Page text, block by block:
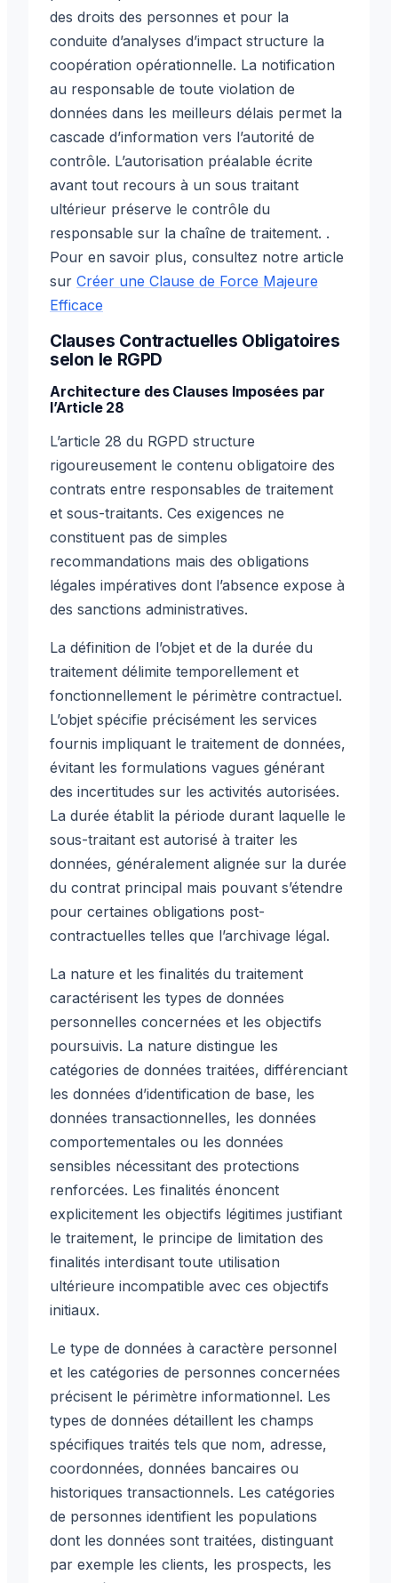
des droits des personnes et pour la
conduite d’analyses d’impact structure la
coopération opérationnelle. La notification
au responsable de toute violation de
données dans les meilleurs délais permet la
cascade d’information vers l’autorité de
contrôle. L’autorisation préalable écrite
avant tout recours à un sous traitant
ultérieur préserve le contrôle du
responsable sur la chaîne de traitement. .
Pour en savoir plus, consultez notre article
sur Créer une Clause de Force Majeure
Efficace
Clauses Contractuelles Obligatoires
selon le RGPD
Architecture des Clauses Imposées par
l’Article 28
L’article 28 du RGPD structure
rigoureusement le contenu obligatoire des
contrats entre responsables de traitement
et sous-traitants. Ces exigences ne
constituent pas de simples
recommandations mais des obligations
légales impératives dont l’absence expose à
des sanctions administratives.
La définition de l’objet et de la durée du
traitement délimite temporellement et
fonctionnellement le périmètre contractuel.
L’objet spécifie précisément les services
fournis impliquant le traitement de données,
évitant les formulations vagues générant
des incertitudes sur les activités autorisées.
La durée établit la période durant laquelle le
sous-traitant est autorisé à traiter les
données, généralement alignée sur la durée
du contrat principal mais pouvant s’étendre
pour certaines obligations post-
contractuelles telles que l’archivage légal.
La nature et les finalités du traitement
caractérisent les types de données
personnelles concernées et les objectifs
poursuivis. La nature distingue les
catégories de données traitées, différenciant
les données d’identification de base, les
données transactionnelles, les données
comportementales ou les données
sensibles nécessitant des protections
renforcées. Les finalités énoncent
explicitement les objectifs légitimes justifiant
le traitement, le principe de limitation des
finalités interdisant toute utilisation
ultérieure incompatible avec ces objectifs
initiaux.
Le type de données à caractère personnel
et les catégories de personnes concernées
précisent le périmètre informationnel. Les
types de données détaillent les champs
spécifiques traités tels que nom, adresse,
coordonnées, données bancaires ou
historiques transactionnels. Les catégories
de personnes identifient les populations
dont les données sont traitées, distinguant
par exemple les clients, les prospects, les